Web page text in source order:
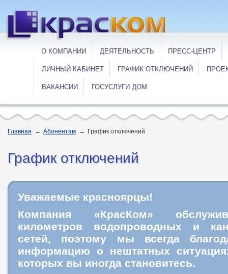
О КОМПАНИИ ДЕЯТЕЛЬНОСТЬ ПРЕСС-ЦЕНТР
ЛИЧНЫЙ КАБИНЕТ ГРАФИК ОТКЛЮЧЕНИЙ
ВАКАНСИИ ГОСУСЛУГИ ДОМ
Главная → Абонентам → График отключений
График отключений
Уважаемые красноярцы!
Компания «КрасКом»
километров водопроводных и
сетей, поэтому мы всегда
информацию о нештатных
которых вы иногда становитесь.